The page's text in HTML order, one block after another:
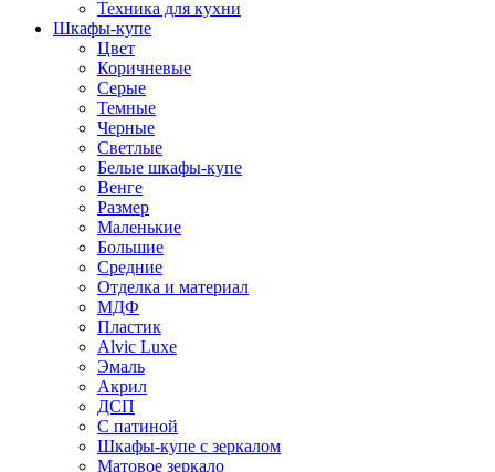
Техника для кухни
Шкафы-купе
Цвет
Коричневые
Серые
Темные
Черные
Светлые
Белые шкафы-купе
Венге
Размер
Маленькие
Большие
Средние
Отделка и материал
МДФ
Пластик
Alvic Luxe
Эмаль
Акрил
ДСП
С патиной
Шкафы-купе с зеркалом
Матовое зеркало